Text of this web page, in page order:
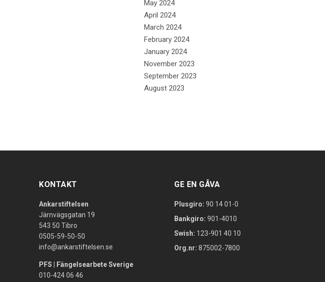
May 2024
April 2024
March 2024
February 2024
January 2024
November 2023
September 2023
August 2023
KONTAKT
Ankarstiftelsen
Järnvägsgatan 19
543 50 Tibro
0505-59-50-50
info@ankarstiftelsen.se
PFS | Fängelsearbete Sverige
010-424 06 46
GE EN GÅVA
Plusgiro: 90 14 01-0
Bankgiro: 901-4010
Swish: 123-901 40 10
Org.nr: 875002-7800